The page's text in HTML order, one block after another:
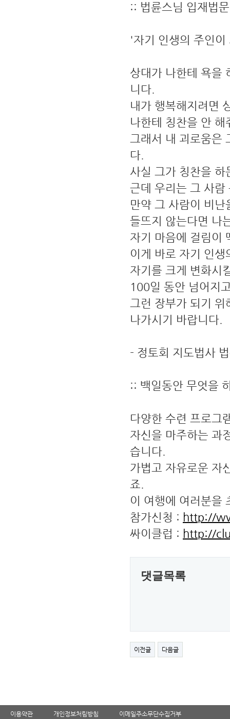
:: 법륜스님 입재법
'자기 인생의 주인이
상대가 나한테 욕을
니다.
내가 행복해지려면
나한테 칭찬을 안
그래서 내 괴로움은
다.
사실 그가 칭찬을
근데 우리는 그 사
만약 그 사람이 비
들뜨지 않는다면 나
자기 마음에 걸림이
이게 바로 자기 인
자기를 크게 변화시
100일 동안 넘어지
그런 장부가 되기
나가시기 바랍니다.
- 정토회 지도법사
:: 백일동안 무엇을
다양한 수련 프로그
자신을 마주하는 과
습니다.
가볍고 자유로운 자
죠.
이 여행에 여러분을
참가신청 : http://
싸이클럽 : http://
댓글목록
이전글 다음글
이용약관 개인정보처림방침 이메일주소무단수집거부